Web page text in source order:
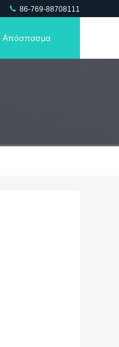
86-769-88708111
Απόσπασμα